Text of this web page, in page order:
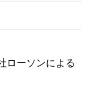
ローソンによる